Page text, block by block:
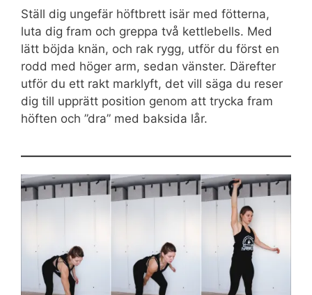
Ställ dig ungefär höftbrett isär med fötterna,
luta dig fram och greppa två kettlebells. Med
lätt böjda knän, och rak rygg, utför du först en
rodd med höger arm, sedan vänster. Därefter
utför du ett rakt marklyft, det vill säga du reser
dig till upprätt position genom att trycka fram
höften och ”dra” med baksida lår.